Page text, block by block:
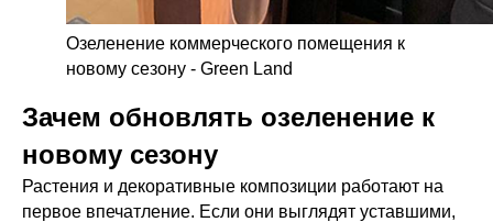
Озеленение коммерческого помещения к
новому сезону - Green Land
Зачем обновлять озеленение к
новому сезону
Растения и декоративные композиции работают на
первое впечатление. Если они выглядят уставшими,